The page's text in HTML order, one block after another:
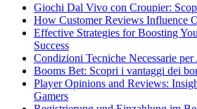
Giochi Dal Vivo con Croupier:
How Customer Reviews Influence
Effective Strategies for Boosting
Success
Condizioni Tecniche Necessarie per
Booms Bet: Scopri i vantaggi dei
Player Opinions and Reviews:
Gamers